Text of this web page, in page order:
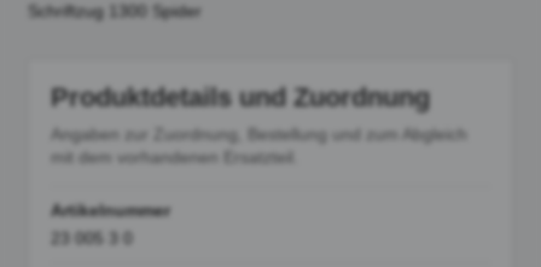
Schriftzug 1300 Spider
Produktdetails und Zuordnung
Angaben zur Zuordnung, Bestellung und zum Abgleich
mit dem vorhandenen Ersatzteil.
Artikelnummer
23 005 3 0